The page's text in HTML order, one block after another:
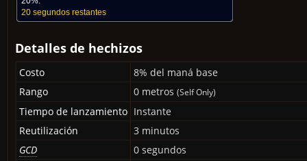
20 segundos restantes
Detalles de hechizos
Costo
8% del maná base
Rango
0 metros (Self Only)
Tiempo de lanzamiento Instante
Reutilización
3 minutos
GCD
0 segundos